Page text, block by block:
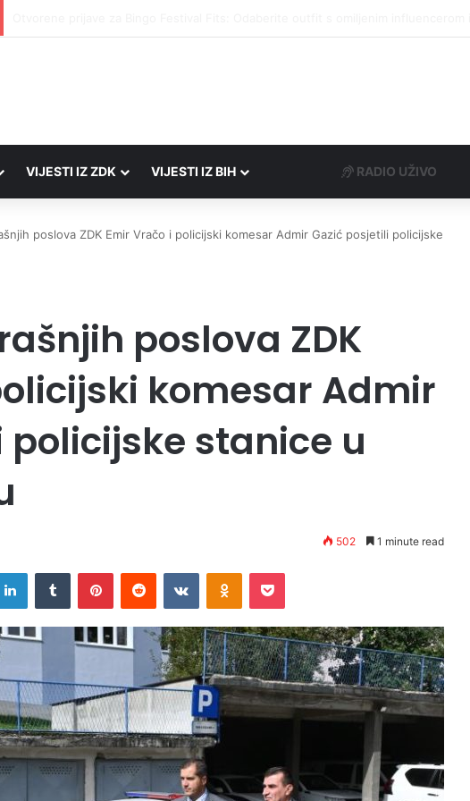
VIJESTI IZ ZDK VIJESTI IZ BIH RADIO UŽIVO
poslova ZDK Emir Vračo i policijski komesar Admir Gazić posjetili policijske
poslova ZDK
komesar Admir
policijske stanice u
502 1 minute read